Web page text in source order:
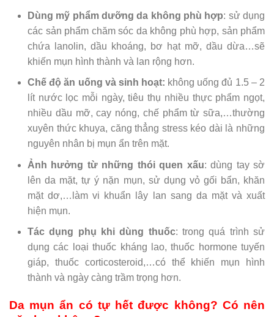
Dùng mỹ phẩm dưỡng da không phù hợp: sử dụng
các sản phẩm chăm sóc da không phù hợp, sản phẩm
chứa lanolin, dầu khoáng, bơ hạt mỡ, dầu dừa…sẽ
khiến mụn hình thành và lan rộng hơn.
Chế độ ăn uống và sinh hoạt: không uống đủ 1.5 – 2
lít nước lọc mỗi ngày, tiêu thụ nhiều thực phẩm ngọt,
nhiều dầu mỡ, cay nóng, chế phẩm từ sữa,…thường
xuyên thức khuya, căng thẳng stress kéo dài là những
nguyên nhân bị mụn ẩn trên mặt.
Ảnh hưởng từ những thói quen xấu: dùng tay sờ
lên da mặt, tự ý nặn mụn, sử dụng vỏ gối bẩn, khăn
mặt dơ,…làm vi khuẩn lây lan sang da mặt và xuất
hiện mụn.
Tác dụng phụ khi dùng thuốc: trong quá trình sử
dụng các loại thuốc kháng lao, thuốc hormone tuyến
giáp, thuốc corticosteroid,…có thể khiến mụn hình
thành và ngày càng trầm trọng hơn.
Da mụn ẩn có tự hết được không? Có nên